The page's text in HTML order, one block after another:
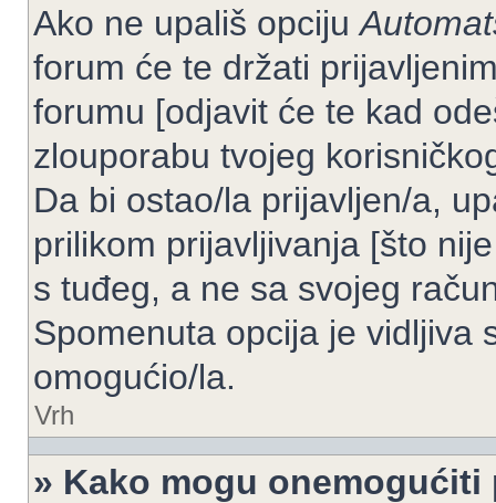
Ako ne upališ opciju
forum će te držati
forumu [odjavit će te kad
zlouporabu tvojeg
Da bi ostao/la prijavljen/a,
prilikom prijavljivanja [što
s tuđeg, a ne sa svojeg
Spomenuta opcija je vidljiva
omogućio/la.
Vrh
» Kako mogu